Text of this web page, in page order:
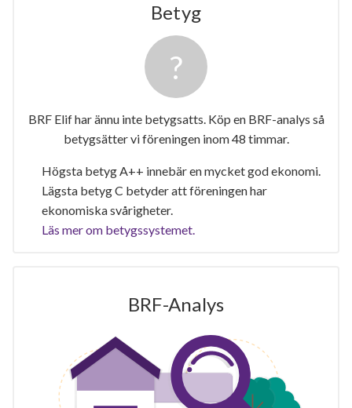
Betyg
BRF Elif har ännu inte betygsatts. Köp en BRF-analys så
betygsätter vi föreningen inom 48 timmar.
Högsta betyg A++ innebär en mycket god ekonomi.
Lägsta betyg C betyder att föreningen har
ekonomiska svårigheter.
Läs mer om betygssystemet.
BRF-Analys